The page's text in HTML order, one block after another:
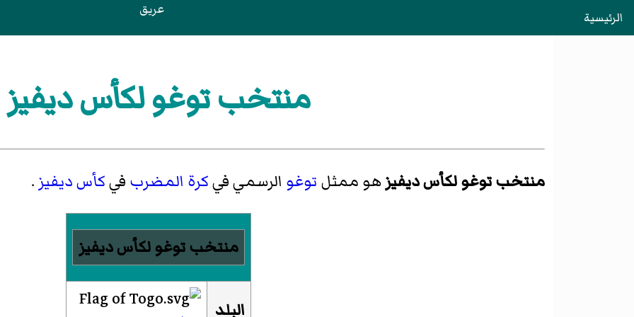
الرئيسية عريق
منتخب توغو لكأس ديفيز
منتخب توغو لكأس ديفيزهو ممثل توغو الرسمي فيكرة المضرب فيكأس ديفيز .
منتخب توغو لكأس ديفيز
البلد